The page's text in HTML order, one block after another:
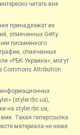
читать вне
принадлежат их
отмеченных Getty
письменного
отмеченные
«РБК-Украина», могут
Commons Attribution
информационных
(styler.rbc.ua),
на styler.rbc.ua,
Такая гиперссылка
материала не ниже